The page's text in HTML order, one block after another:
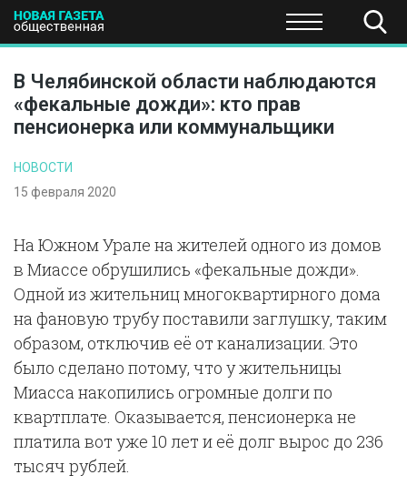
ПОЛИТИКА ЭКОНОМИКА НАУКА И
В Челябинской области наблюдаются
«фекальные дожди»: кто прав
пенсионерка или коммунальщики
НОВОСТИ
15 февраля 2020
На Южном Урале на жителей одного из домов
в Миассе обрушились «фекальные дожди».
Одной из жительниц многоквартирного дома
на фановую трубу поставили заглушку, таким
образом, отключив её от канализации. Это
было сделано потому, что у жительницы
Миасса накопились огромные долги по
квартплате. Оказывается, пенсионерка не
платила вот уже 10 лет и её долг вырос до 236
тысяч рублей.